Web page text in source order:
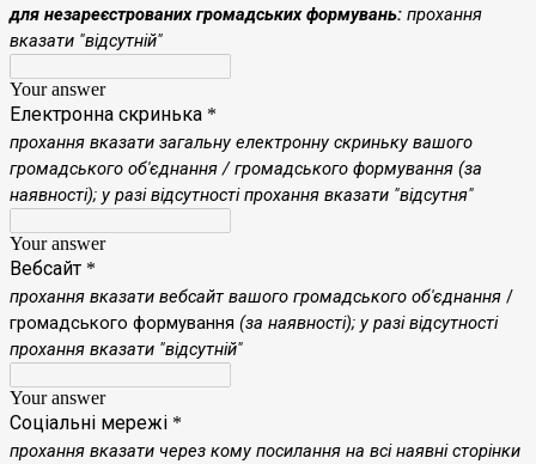
для незареєстрованих громадських формувань: прохання
вказати "відсутній"
Your answer
Електронна скринька *
прохання вказати загальну електронну скриньку вашого
громадського об'єднання / громадського формування (за
наявності); у разі відсутності прохання вказати "відсутня"
Your answer
Вебсайт *
прохання вказати вебсайт вашого громадського об'єднання /
громадського формування (за наявності); у разі відсутності
прохання вказати "відсутній"
Your answer
Соціальні мережі *
прохання вказати через кому посилання на всі наявні сторінки